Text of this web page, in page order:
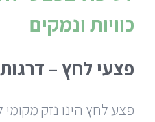
כוויות ונמקים
פצעי לחץ –
פצע לחץ הינו נזק